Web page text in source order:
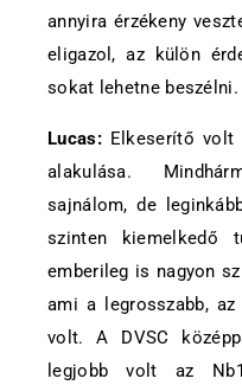
annyira érzékeny
eligazol, az külön
sokat lehetne beszélni.
Lucas:Elkeserítő volt
alakulása.
sajnálom, de
szinten kiemelkedő
emberileg is nagyon
ami a legrosszabb,
volt. A DVSC
legjobb volt az